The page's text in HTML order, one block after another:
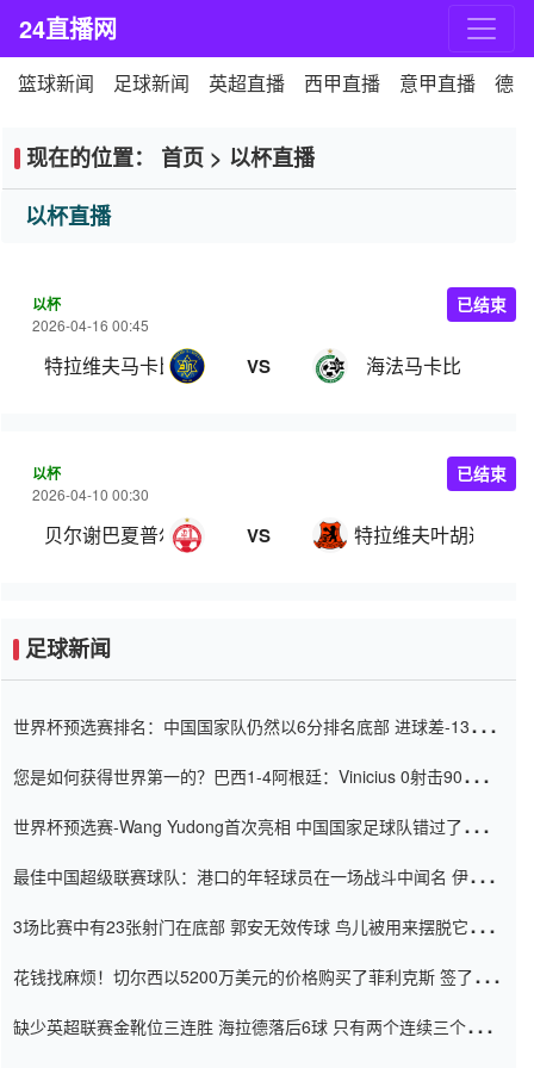
24直播网
篮球新闻 足球新闻 英超直播 西甲直播 意甲直播 德
现在的位置： 首页 > 以杯直播
以杯直播
以杯
2026-04-16 00:45
特拉维夫马卡比 VS 海法马卡比
已结束
以杯
2026-04-10 00:30
贝尔谢巴夏普尔 VS 特拉维夫叶胡达
已结束
足球新闻
世界杯预选赛排名：中国国家队仍然以6分排名底部 进球差-13令人
您是如何获得世界第一的？巴西1-4阿根廷：Vinicius 0射击90分钟
世界杯预选赛-Wang Yudong首次亮相 中国国家足球队错过了世界
最佳中国超级联赛球队：港口的年轻球员在一场战斗中闻名 伊万放
3场比赛中有23张射门在底部 郭安无效传球 鸟儿被用来摆脱它
花钱找麻烦！切尔西以5200万美元的价格购买了菲利克斯 签了7年
缺少英超联赛金靴位三连胜 海拉德落后6球 只有两个连续三个连续